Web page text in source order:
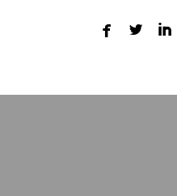
  